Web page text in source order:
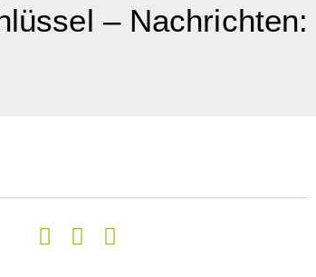
– Nachrichten: